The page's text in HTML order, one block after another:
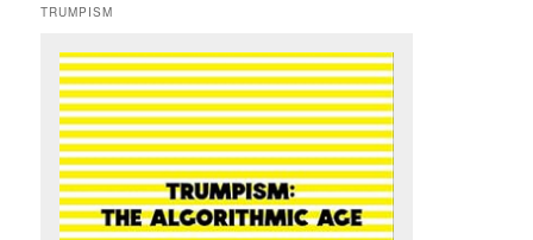
TRUMPISM